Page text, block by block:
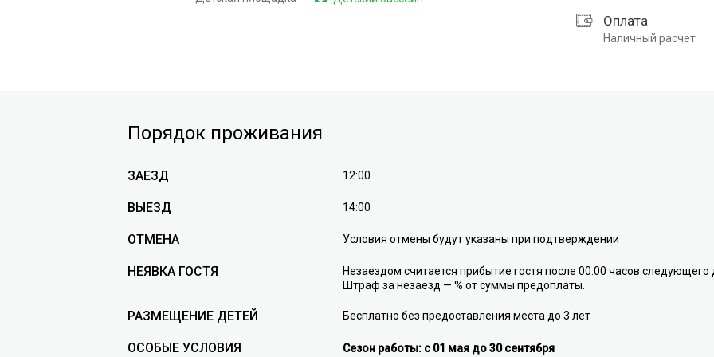
Оплата
Наличный расчет
Порядок проживания
ЗАЕЗД 12:00
ВЫЕЗД 14:00
ОТМЕНА Условия отмены будут указаны при подтверждении
НЕЯВКА ГОСТЯ
Незаездом считается прибытие гостя после 00:00 часов следующего
Штраф за незаезд — % от суммы предоплаты.
РАЗМЕЩЕНИЕ ДЕТЕЙ Бесплатно без предоставления места до 3 лет
ОСОБЫЕ УСЛОВИЯ Сезон работы: с 01 мая до 30 сентября